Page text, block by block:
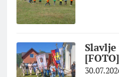
[FOTO]